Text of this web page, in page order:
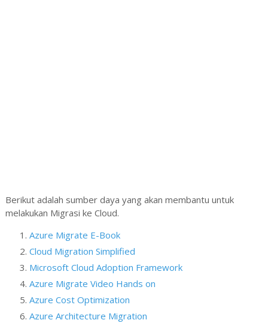
Berikut adalah sumber daya yang akan membantu untuk
melakukan Migrasi ke Cloud.
Azure Migrate E-Book
Cloud Migration Simplified
Microsoft Cloud Adoption Framework
Azure Migrate Video Hands on
Azure Cost Optimization
Azure Architecture Migration